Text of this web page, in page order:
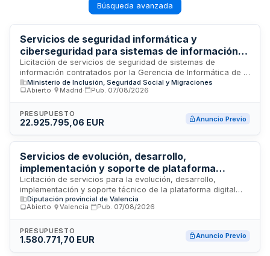
Búsqueda avanzada
Servicios de seguridad informática y
ciberseguridad para sistemas de información
de la Gerencia de Informática de la Seguridad
Social
Licitación de servicios de seguridad de sistemas de
información contratados por la Gerencia de Informática de la
Seguridad Social. El objeto incluye la protección, defensa y
monitorización de infraestructuras informáticas, redes y
requieren servicios especializados en ciberseguridad,
auditoría informática, gestión de vulnerabilidades y
disponibilidad y confidencialidad de los sistemas. El contrato
comprende tanto servicios de evaluación y análisis de
seguridad como de apoyo y consultoría continua en materia
de protección informática.
Ministerio de Inclusión, Seguridad Social y Migraciones
Abierto
Madrid Pub. 07/08/2026
PRESUPUESTO
22.925.795,06 EUR Anuncio Previo
Servicios de evolución, desarrollo,
implementación y soporte de plataforma
tecnológica turística inteligente y sostenible
para la Diputación de Valencia
Licitación de servicios para la evolución, desarrollo,
implementación y soporte técnico de la plataforma digital
'Connecta València', dirigida a impulsar la transformación
digital, sostenible e innovadora del sector turístico en la
territorio turístico inteligente mediante soluciones
tecnológicas adaptadas a las necesidades específicas de la
Diputación provincial de Valencia
Abierto
Valencia Pub. 07/08/2026
PRESUPUESTO
1.580.771,70 EUR Anuncio Previo